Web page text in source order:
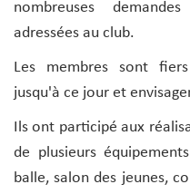
nombreuses
adressées au club.
Les membres sont
jusqu'à ce jour et
Ils ont participé aux
de plusieurs
balle, salon des jeunes,